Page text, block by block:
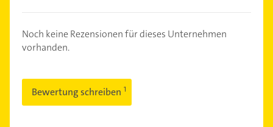
Noch keine Rezensionen für dieses Unternehmen
vorhanden.
Bewertung schreiben